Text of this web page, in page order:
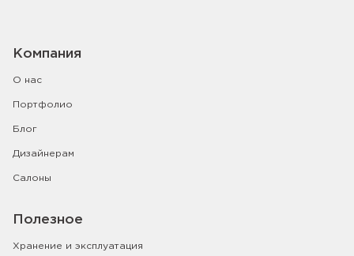
Компания
О нас
Портфолио
Блог
Дизайнерам
Салоны
Полезное
Хранение и эксплуатация